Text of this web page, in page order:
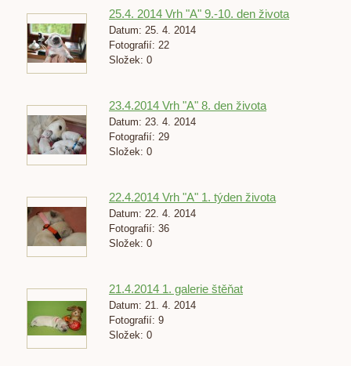
25.4. 2014 Vrh "A" 9.-10. den života
Datum: 25. 4. 2014
Fotografií: 22
Složek: 0
23.4.2014 Vrh "A" 8. den života
Datum: 23. 4. 2014
Fotografií: 29
Složek: 0
22.4.2014 Vrh "A" 1. týden života
Datum: 22. 4. 2014
Fotografií: 36
Složek: 0
21.4.2014 1. galerie štěňat
Datum: 21. 4. 2014
Fotografií: 9
Složek: 0